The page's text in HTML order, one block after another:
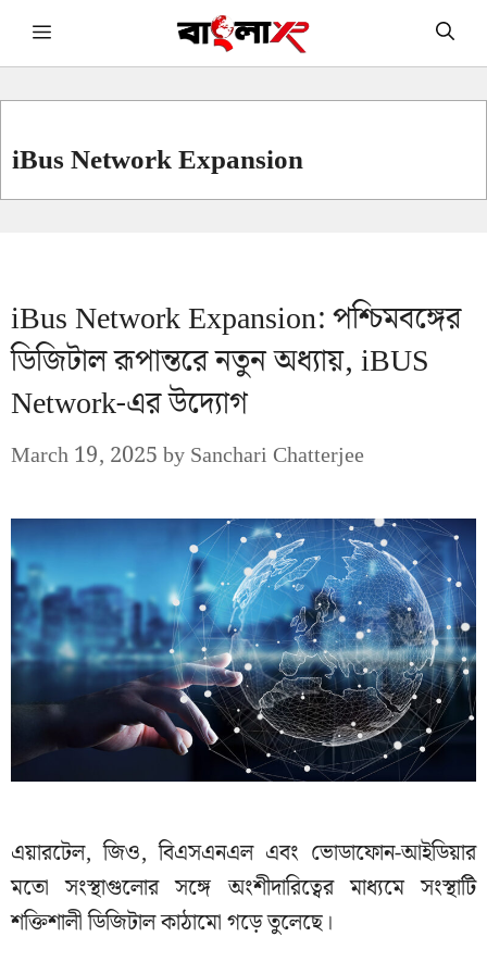
Skip Menu
iBus Network Expansion
iBus Network Expansion: পশ্চিমবঙ্গের
ডিজিটাল রূপান্তরে নতুন অধ্যায়, iBUS
Network-এর উদ্যোগ
March 19, 2025bySanchari Chatterjee
এয়ারটেল, জিও, বিএসএনএল এবং ভোডাফোন-আইডিয়ার
মতো সংস্থাগুলোর সঙ্গে অংশীদারিত্বের মাধ্যমে সংস্থাটি
শক্তিশালী ডিজিটাল কাঠামো গড়ে তুলেছে।